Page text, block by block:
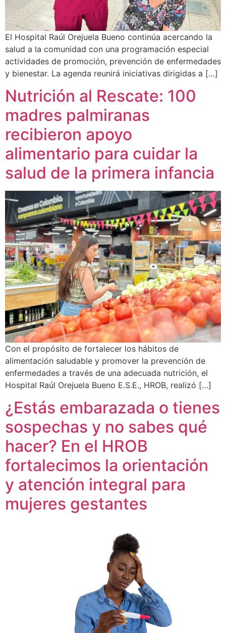
El Hospital Raúl Orejuela Bueno continúa acercando la
salud a la comunidad con una programación especial
actividades de promoción, prevención de enfermedades
y bienestar. La agenda reunirá iniciativas dirigidas a […]
Nutrición al Rescate: 100
madres palmiranas
recibieron apoyo
alimentario para cuidar la
salud de la primera infancia
Con el propósito de fortalecer los hábitos de
alimentación saludable y promover la prevención de
enfermedades a través de una adecuada nutrición, el
Hospital Raúl Orejuela Bueno E.S.E., HROB, realizó […]
¿Estás embarazada o tienes
sospechas y no sabes qué
hacer? En el HROB
fortalecimos la orientación
y atención integral para
mujeres gestantes